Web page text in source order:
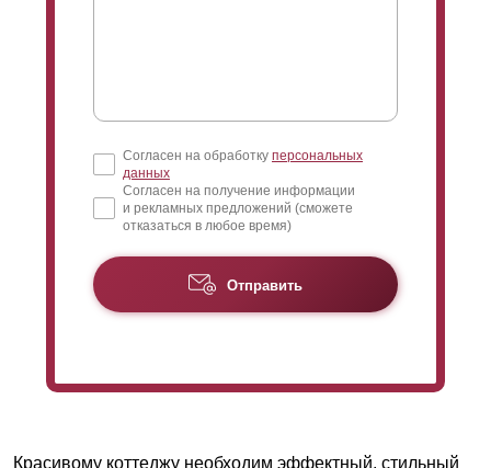
Согласен на обработку персональных
данных
Согласен на получение информации
и рекламных предложений (сможете
отказаться в любое время)
Отправить
Красивому коттеджу необходим эффектный, стильный